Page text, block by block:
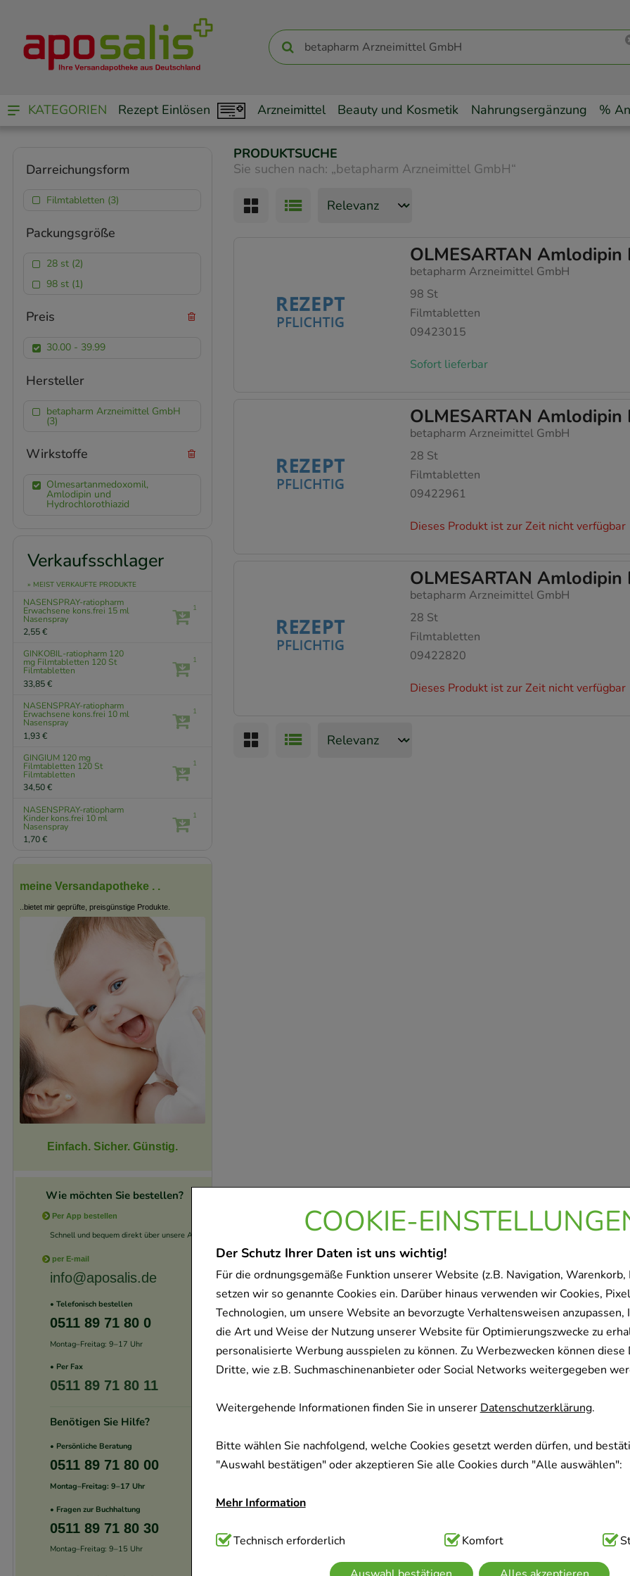
COOKIE-
Der Schutz Ihrer Daten ist uns wichtig!
Für die ordnungsgemäße Funktion unserer Website (z.B. Navigation, Warenkorb,
setzen wir so genannte Cookies ein. Darüber hinaus verwenden wir Cookies,
Technologien, um unsere Website an bevorzugte Verhaltensweisen anzupassen,
die Art und Weise der Nutzung unserer Website für Optimierungszwecke zu
personalisierte Werbung ausspielen zu können. Zu Werbezwecken können diese
Dritte, wie z.B. Suchmaschinenanbieter oder Social Networks weitergegeben
Weitergehende Informationen finden Sie in unsererDatenschutzerklärung.
Bitte wählen Sie nachfolgend, welche Cookies gesetzt werden dürfen, und
"Auswahl bestätigen" oder akzeptieren Sie alle Cookies durch "Alle auswählen":
Mehr Information
Technisch Notwendig:Hierbei handelt es sich um Cookies, die für die
Website notwendig sind (z.B. Navigation, Warenkorb, Kundenkonto), weshalb
Technisch erforderlich Komfort
KATEGORIEN Rezept Einlösen Arzneimittel Beauty und Kosmetik Nahrungsergänzung %
PRODUKTSUCHE
Sie suchen nach: „betapharm Arzneimittel GmbH“
OLMESARTAN
betapharm Arzneimittel GmbH
98 St
Filmtabletten
09423015
Sofort lieferbar
OLMESARTAN
betapharm Arzneimittel GmbH
28 St
Filmtabletten
09422961
Dieses Produkt ist zur Zeit nicht verfügbar
OLMESARTAN
betapharm Arzneimittel GmbH
28 St
Filmtabletten
09422820
Dieses Produkt ist zur Zeit nicht verfügbar
Darreichungsform
Filmtabletten (3)
Packungsgröße
28 st (2)
98 st (1)
Preis
30.00 - 39.99
Hersteller
betapharm Arzneimittel GmbH
(3)
Wirkstoffe
Olmesartanmedoxomil,
Amlodipin und
Hydrochlorothiazid
Verkaufsschlager
» MEIST VERKAUFTE PRODUKTE
NASENSPRAY-ratiopharm
Erwachsene kons.frei 15 ml
Nasenspray
2,55 €
1
GINKOBIL-ratiopharm 120
mg Filmtabletten 120 St
Filmtabletten
33,85 €
1
NASENSPRAY-ratiopharm
Erwachsene kons.frei 10 ml
Nasenspray
1,93 €
1
GINGIUM 120 mg
Filmtabletten 120 St
Filmtabletten
34,50 €
1
NASENSPRAY-ratiopharm
Kinder kons.frei 10 ml
Nasenspray
1,70 €
1
meine Versandapotheke . .
..bietet mir geprüfte, preisgünstige Produkte.
Einfach. Sicher. Günstig.
Wie möchten Sie bestellen?
Per App bestellen
Schnell und bequem direkt über unsere App.
per E-mail
info@aposalis.de
• Telefonisch bestellen
0511 89 71 80 0
Montag–Freitag: 9–17 Uhr
• Per Fax
0511 89 71 80 11
Benötigen Sie Hilfe?
• Persönliche Beratung
0511 89 71 80 00
Montag–Freitag: 9–17 Uhr
• Fragen zur Buchhaltung
0511 89 71 80 30
Montag–Freitag: 9–15 Uhr